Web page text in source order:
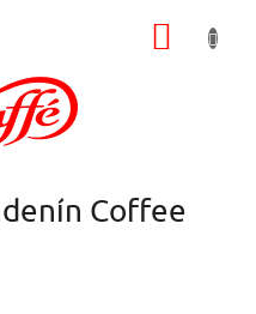
Coffee